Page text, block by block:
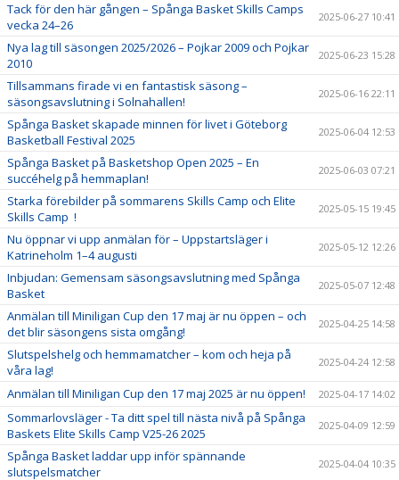
Tack för den här gången – Spånga Basket Skills Camps
vecka 24–26
2025-06-27 10:41
Nya lag till säsongen 2025/2026 – Pojkar 2009 och Pojkar
2010
2025-06-23 15:28
Tillsammans firade vi en fantastisk säsong –
säsongsavslutning i Solnahallen!
2025-06-16 22:11
Spånga Basket skapade minnen för livet i Göteborg
Basketball Festival 2025
2025-06-04 12:53
Spånga Basket på Basketshop Open 2025 – En
succéhelg på hemmaplan!
2025-06-03 07:21
Starka förebilder på sommarens Skills Camp och Elite
Skills Camp !
2025-05-15 19:45
Nu öppnar vi upp anmälan för – Uppstartsläger i
Katrineholm 1–4 augusti
2025-05-12 12:26
Inbjudan: Gemensam säsongsavslutning med Spånga
Basket
2025-05-07 12:48
Anmälan till Miniligan Cup den 17 maj är nu öppen – och
det blir säsongens sista omgång!
2025-04-25 14:58
Slutspelshelg och hemmamatcher – kom och heja på
våra lag!
2025-04-24 12:58
Anmälan till Miniligan Cup den 17 maj 2025 är nu öppen! 2025-04-17 14:02
Sommarlovsläger - Ta ditt spel till nästa nivå på Spånga
Baskets Elite Skills Camp V25-26 2025
2025-04-09 12:59
Spånga Basket laddar upp inför spännande
slutspelsmatcher
2025-04-04 10:35